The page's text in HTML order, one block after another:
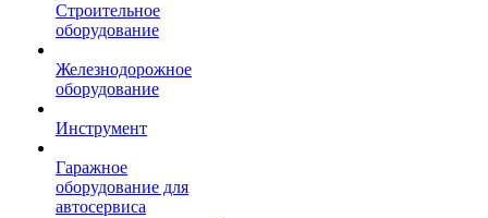
Строительное
оборудование
Железнодорожное
оборудование
Инструмент
Гаражное
оборудование для
автосервиса